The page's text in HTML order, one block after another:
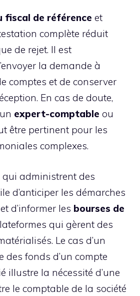
fiscal de référence et
complète réduit
de rejet. Il est
la demande à
comptes et de conserver
En cas de doute,
expert-comptable ou
être pertinent pour les
complexes.
qui administrent des
d’anticiper les démarches
d’informer les bourses de
qui gèrent des
Le cas d’un
des fonds d’un compte
illustre la nécessité d’une
le comptable de la société